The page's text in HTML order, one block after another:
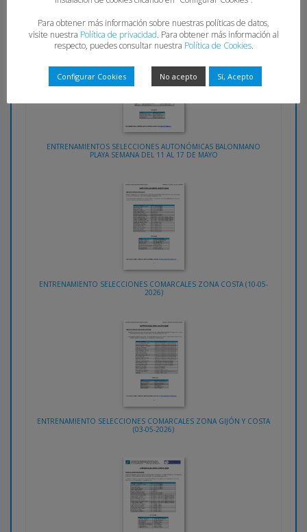
ENTRENAMIENTO SELECCIONES COMARCALES (17-05-2026)
ENTRENAMIENTOS SELECCIONES AUTONÓMICAS BALONMANO
PLAYA SEMANA DEL 11 AL 17 DE MAYO
ENTRENAMIENTO SELECCIONES COMARCALES ZONA COSTA (10-05-
2026)
ENTRENAMIENTO SELECCIONES COMARCALES ZONA GIJÓN Y COSTA
(03-05-2026)
Para obtener más información sobre nuestras políticas de datos,
visite nuestra Política de privacidad. Para obtener más información al
respecto, puedes consultar nuestra Política de Cookies.
Configurar Cookies No acepto Sí, Acepto